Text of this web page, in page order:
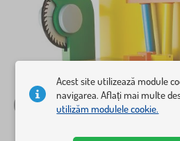
Acest site utilizează module
navigarea. Aflați mai multe
utilizăm modulele cookie.